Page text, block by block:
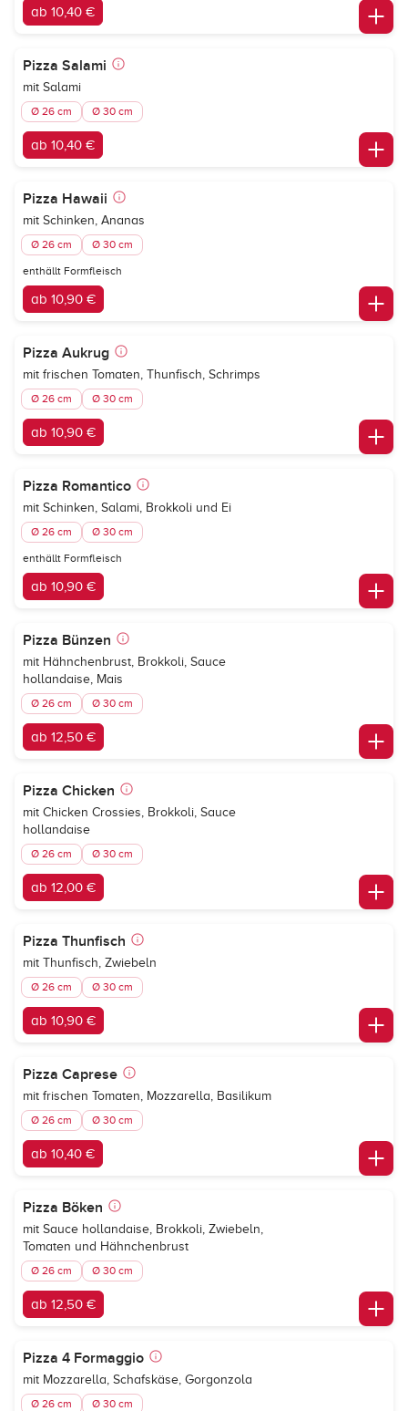
ab 10,40 €
Pizza Salami
mit Salami
Ø 26 cm Ø 30 cm
ab 10,40 €
Pizza Hawaii
mit Schinken, Ananas
Ø 26 cm Ø 30 cm
enthällt Formfleisch
ab 10,90 €
Pizza Aukrug
mit frischen Tomaten, Thunfisch, Schrimps
Ø 26 cm Ø 30 cm
ab 10,90 €
Pizza Romantico
mit Schinken, Salami, Brokkoli und Ei
Ø 26 cm Ø 30 cm
enthällt Formfleisch
ab 10,90 €
Pizza Bünzen
mit Hähnchenbrust, Brokkoli, Sauce
hollandaise, Mais
Ø 26 cm Ø 30 cm
ab 12,50 €
Pizza Chicken
mit Chicken Crossies, Brokkoli, Sauce
hollandaise
Ø 26 cm Ø 30 cm
ab 12,00 €
Pizza Thunfisch
mit Thunfisch, Zwiebeln
Ø 26 cm Ø 30 cm
ab 10,90 €
Pizza Caprese
mit frischen Tomaten, Mozzarella, Basilikum
Ø 26 cm Ø 30 cm
ab 10,40 €
Pizza Böken
mit Sauce hollandaise, Brokkoli, Zwiebeln,
Tomaten und Hähnchenbrust
Ø 26 cm Ø 30 cm
ab 12,50 €
Pizza 4 Formaggio
mit Mozzarella, Schafskäse, Gorgonzola
Ø 26 cm Ø 30 cm